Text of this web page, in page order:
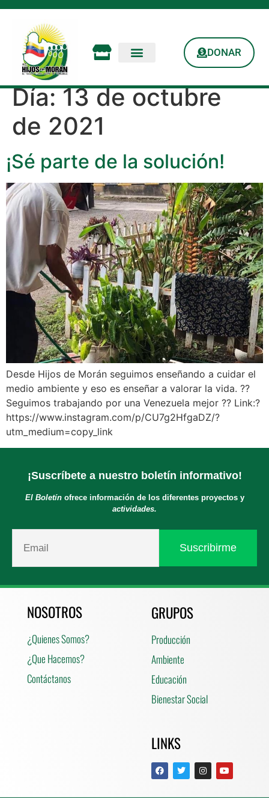
DONAR
Día:13 de octubre
de 2021
¡Sé parte de la solución!
Desde Hijos de Morán seguimos enseñando a cuidar el
medio ambiente y eso es enseñar a valorar la vida. ??
Seguimos trabajando por una Venezuela mejor ?? Link:?
https://www.instagram.com/p/CU7g2HfgaDZ/?
utm_medium=copy_link
¡Suscríbete a nuestro boletín informativo!
El Boletínofrece información de los diferentes proyectos y
actividades.
NOSOTROS
¿Quienes Somos?
¿Que Hacemos?
Contáctanos
GRUPOS
Producción
Ambiente
Educación
Bienestar Social
LINKS